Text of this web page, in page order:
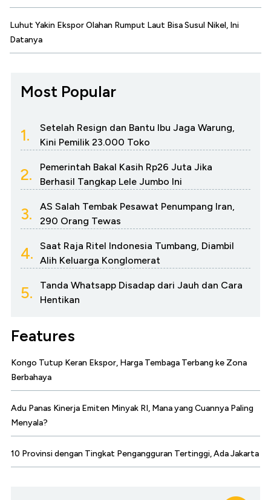
Luhut Yakin Ekspor Olahan Rumput Laut Bisa Susul Nikel, Ini
Datanya
Most Popular
1.
Setelah Resign dan Bantu Ibu Jaga Warung,
Kini Pemilik 23.000 Toko
2.
Pemerintah Bakal Kasih Rp26 Juta Jika
Berhasil Tangkap Lele Jumbo Ini
3.
AS Salah Tembak Pesawat Penumpang Iran,
290 Orang Tewas
4.
Saat Raja Ritel Indonesia Tumbang, Diambil
Alih Keluarga Konglomerat
5.
Tanda Whatsapp Disadap dari Jauh dan Cara
Hentikan
Features
Kongo Tutup Keran Ekspor, Harga Tembaga Terbang ke Zona
Berbahaya
Adu Panas Kinerja Emiten Minyak RI, Mana yang Cuannya Paling
Menyala?
10 Provinsi dengan Tingkat Pengangguran Tertinggi, Ada Jakarta